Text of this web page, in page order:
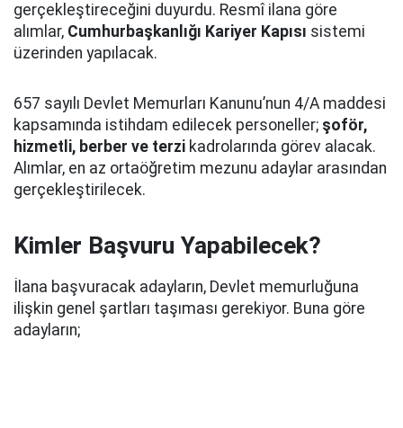
gerçekleştireceğini duyurdu. Resmî ilana göre
alımlar, Cumhurbaşkanlığı Kariyer Kapısı sistemi
üzerinden yapılacak.
657 sayılı Devlet Memurları Kanunu’nun 4/A maddesi
kapsamında istihdam edilecek personeller; şoför,
hizmetli, berber ve terzi kadrolarında görev alacak.
Alımlar, en az ortaöğretim mezunu adaylar arasından
gerçekleştirilecek.
Kimler Başvuru Yapabilecek?
İlana başvuracak adayların, Devlet memurluğuna
ilişkin genel şartları taşıması gerekiyor. Buna göre
adayların;